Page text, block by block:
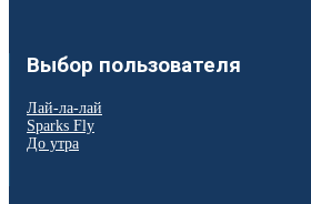
Выбор пользователя
Лай-ла-лай
Sparks Fly
До утра